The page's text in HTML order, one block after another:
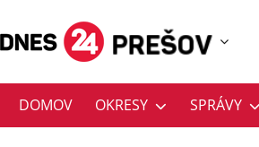
DOMOV OKRESY SPRÁVY